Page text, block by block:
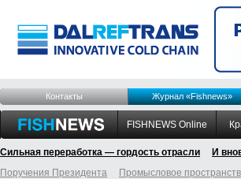
Контакты Журнал «Fishnews»
FISHNEWS Online
Сильная переработка — гордость отрасли И
Поручения Президента
Промысловое